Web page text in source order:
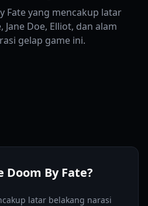
Fate yang mencakup latar
Jane Doe, Elliot, dan alam
gelap game ini.
Doom By Fate?
latar belakang narasi